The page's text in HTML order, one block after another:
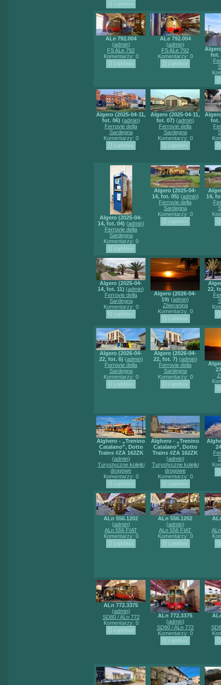
ALe 792.004
(admin)
FS ALe 792
Komentarzy: 0
ALe 792.004
(admin)
FS ALe 792
Komentarzy: 0
fot.
Algero (2025-04-11,
fot. 06) (admin)
Ferrovie della
Sardegna
Komentarzy: 0
Algero (2025-04-11,
fot. 07) (admin)
Ferrovie della
Sardegna
Komentarzy: 0
fot.
Algero (2025-04-
14, fot. 04) (admin)
Ferrovie della
Sardegna
Komentarzy: 0
Algero (2025-04-
14, fot. 05) (admin)
Ferrovie della
Sardegna
Komentarzy: 0
14,
Algero (2025-04-
14, fot. 11) (admin)
Ferrovie della
Sardegna
Komentarzy: 0
Algero (2026-04-
19) (admin)
Zbieranina
Komentarzy: 0
22,
Algero (2026-04-
22, fot. 6) (admin)
Ferrovie della
Sardegna
Komentarzy: 0
Algero (2026-04-
22, fot. 7) (admin)
Ferrovie della
Sardegna
Komentarzy: 0
Alghero - „Trenino
Catalano”, Dotto
Trains #ZA 162ZK
(admin)
Turystyczne kolejki
drogowe
Komentarzy: 0
Alghero - „Trenino
Catalano”, Dotto
Trains #ZA 162ZK
(admin)
Turystyczne kolejki
drogowe
Komentarzy: 0
ALn 556.1202
(admin)
ALn 556 FIAT
Komentarzy: 0
ALn 556.1202
(admin)
ALn 556 FIAT
Komentarzy: 0
ALn 772.3375
(admin)
SD80 / ALn 772
Komentarzy: 0
ALn 772.3375
(admin)
SD80 / ALn 772
Komentarzy: 0